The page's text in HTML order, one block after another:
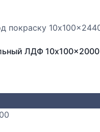
ЛДФ 10x100x2000